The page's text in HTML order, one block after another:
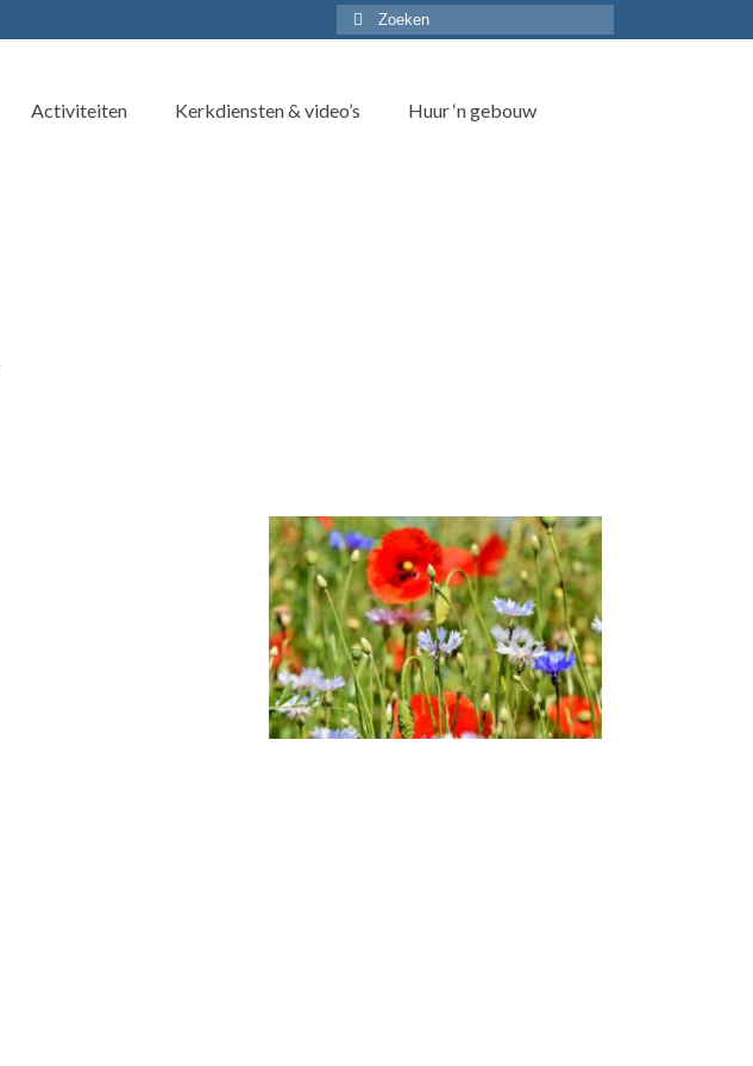
Zoek
naar:
Activiteiten Kerkdiensten & video’s Huur ‘n gebouw